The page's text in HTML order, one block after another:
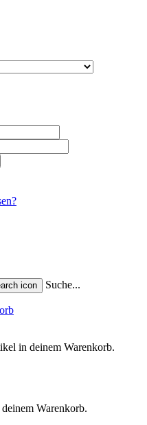
Suche...
in deinem Warenkorb.
Warenkorb.